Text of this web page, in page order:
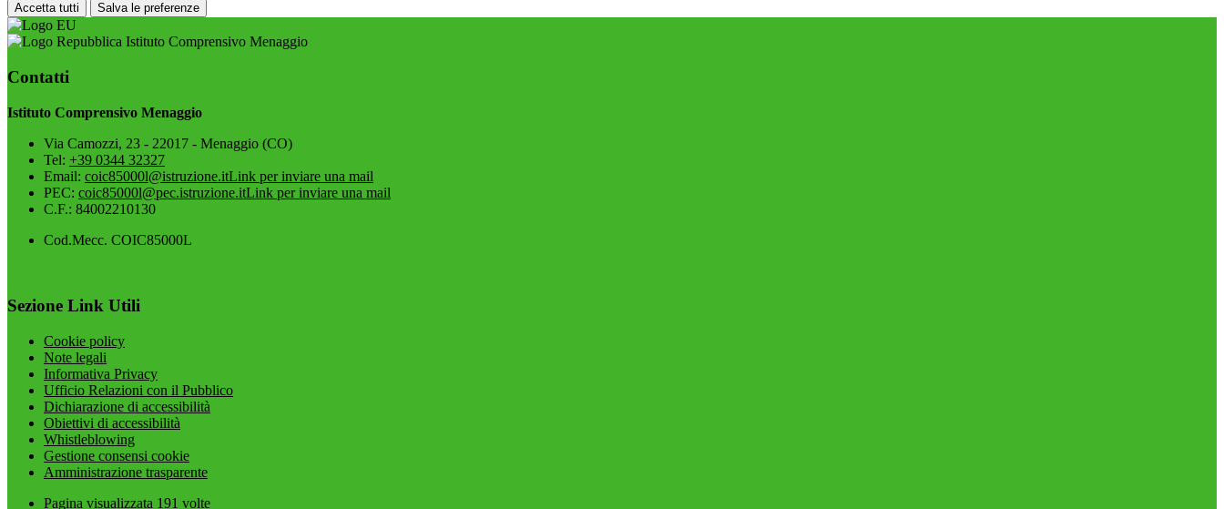
Accetta tutti Salva le preferenze
Istituto Comprensivo Menaggio
Contatti
Istituto Comprensivo Menaggio
Via Camozzi, 23 - 22017 - Menaggio (CO)
Tel: +39 0344 32327
Email: coic85000l@istruzione.itLink per inviare una mail
PEC: coic85000l@pec.istruzione.itLink per inviare una mail
C.F.: 84002210130
Cod.Mecc. COIC85000L
Sezione Link Utili
Cookie policy
Note legali
Informativa Privacy
Ufficio Relazioni con il Pubblico
Dichiarazione di accessibilità
Obiettivi di accessibilità
Whistleblowing
Gestione consensi cookie
Amministrazione trasparente
Pagina visualizzata 191 volte